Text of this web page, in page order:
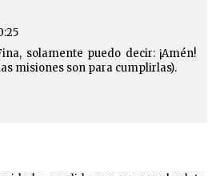
solamente puedo decir: ¡Amén!
misiones son para cumplirlas).